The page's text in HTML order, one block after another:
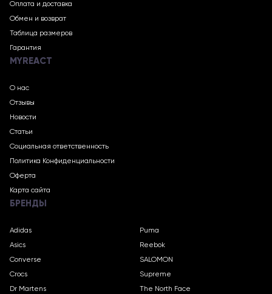
Оплата и доставка
Обмен и возврат
Таблица размеров
Гарантия
MYREACT
О нас
Отзывы
Новости
Статьи
Социальная ответственность
Политика Конфиденциальности
Оферта
Карта сайта
БРЕНДЫ
Adidas
Asics
Converse
Crocs
Dr Martens
Puma
Reebok
SALOMON
Supreme
The North Face